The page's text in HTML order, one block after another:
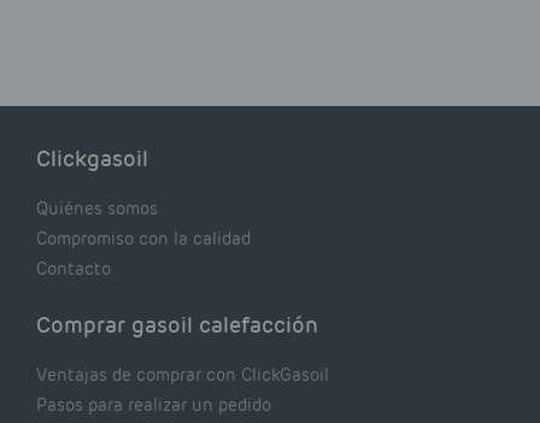
Clickgasoil
Quiénes somos
Compromiso con la calidad
Contacto
Comprar gasoil calefacción
Ventajas de comprar con ClickGasoil
Pasos para realizar un pedido